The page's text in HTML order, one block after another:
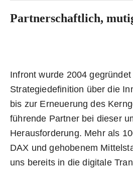
Partnerschaftlich,
Infront wurde 2004
Strategiedefinition über die
bis zur Erneuerung des
führende Partner bei dieser
Herausforderung. Mehr als
DAX und gehobenem
uns bereits in die digitale